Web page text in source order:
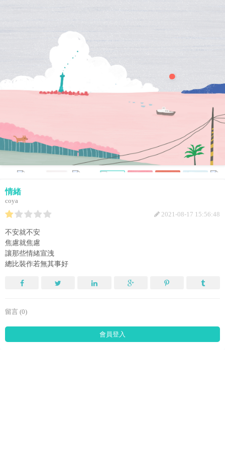
情緒
coya
2021-08-17 15:56:48
不安就不安
焦慮就焦慮
讓那些情緒宣洩
總比裝作若無其事好
留言 (0)
會員登入